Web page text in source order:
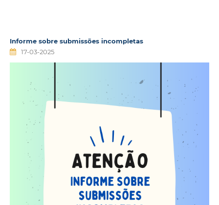
Informe sobre submissões incompletas
17-03-2025